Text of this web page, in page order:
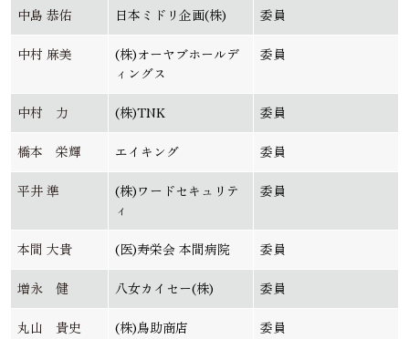
中島 恭佑 日本ミドリ企画(株) 委員
中村 麻美
(株)オーヤブホールデ
ィングス
委員
中村 力 (株)TNK 委員
橋本 栄輝 エイキング 委員
平井 準
(株)ワードセキュリテ
ィ
委員
本間 大貴 (医)寿栄会 本間病院 委員
増永 健 八女カイセー(株) 委員
丸山 貴史 (株)鳥助商店 委員